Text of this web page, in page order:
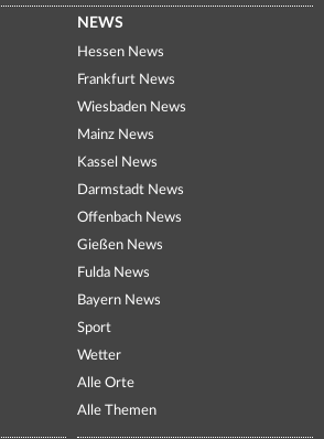
NEWS
Hessen News
Frankfurt News
Wiesbaden News
Mainz News
Kassel News
Darmstadt News
Offenbach News
Gießen News
Fulda News
Bayern News
Sport
Wetter
Alle Orte
Alle Themen